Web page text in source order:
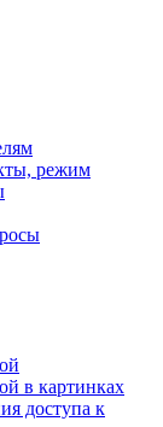
режим
в картинках
доступа к